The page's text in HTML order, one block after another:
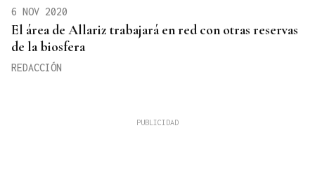
6 NOV 2020
El área de Allariz trabajará en red con otras reservas
de la biosfera
REDACCIÓN